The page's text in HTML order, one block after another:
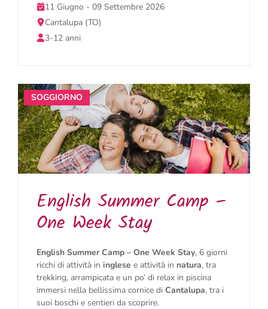
11 Giugno - 09 Settembre 2026
Cantalupa (TO)
3-12 anni
SOGGIORNO
English Summer Camp –
One Week Stay
English Summer Camp – One Week Stay, 6 giorni
ricchi di attività in inglese e attività in natura, tra
trekking, arrampicata e un po’ di relax in piscina
immersi nella bellissima cornice di Cantalupa, tra i
suoi boschi e sentieri da scoprire.